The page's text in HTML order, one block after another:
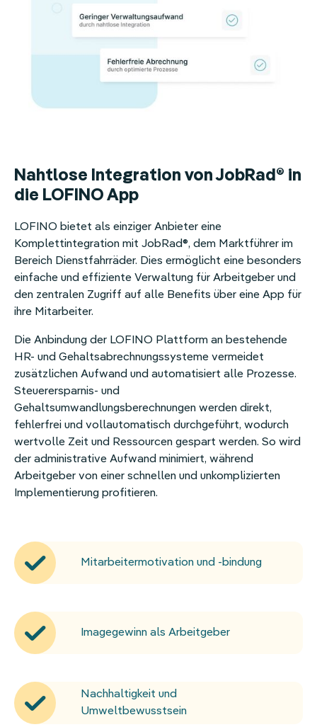
Nahtlose Integration von JobRad® in
die LOFINO App
LOFINO bietet als einziger Anbieter eine
Komplettintegration mit JobRad®, dem Marktführer im
Bereich Dienstfahrräder. Dies ermöglicht eine besonders
einfache und effiziente Verwaltung für Arbeitgeber und
den zentralen Zugriff auf alle Benefits über eine App für
ihre Mitarbeiter.
Die Anbindung der LOFINO Plattform an bestehende
HR- und Gehaltsabrechnungssysteme vermeidet
zusätzlichen Aufwand und automatisiert alle Prozesse.
Steuerersparnis- und
Gehaltsumwandlungsberechnungen werden direkt,
fehlerfrei und vollautomatisch durchgeführt, wodurch
wertvolle Zeit und Ressourcen gespart werden. So wird
der administrative Aufwand minimiert, während
Arbeitgeber von einer schnellen und unkomplizierten
Implementierung profitieren.
Mitarbeitermotivation und -bindung
Imagegewinn als Arbeitgeber
Nachhaltigkeit und
Umweltbewusstsein